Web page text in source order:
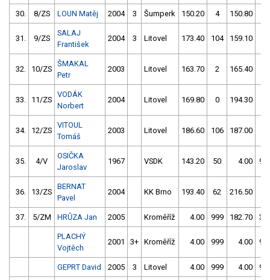
30. 8/ZS LOUN Matěj 2004 3 Šumperk 150.20 4 150.80
31. 9/ZS
SALAJ
František
2004 3 Litovel 173.40 104 159.10
32. 10/ZS
ŠMAKAL
Petr
2003 Litovel 163.70 2 165.40
33. 11/ZS
VODÁK
Norbert
2004 Litovel 169.80 0 194.30
34. 12/ZS
VITOUL
Tomáš
2003 Litovel 186.60 106 187.00
35. 4/V
OSIČKA
Jaroslav
1967 VSDK 143.20 50 4.00
36. 13/ZS
BERNAT
Pavel
2004 KK Brno 193.40 62 216.50
37. 5/ZM HRŮZA Jan 2005 Kroměříž 4.00 999 182.70
PLACHÝ
Vojtěch
2001 3+ Kroměříž 4.00 999 4.00
GEPRT David 2005 3 Litovel 4.00 999 4.00